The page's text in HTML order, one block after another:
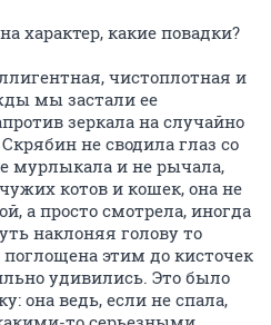
характер, какие повадки?
чистоплотная и
мы застали ее
зеркала на случайно
не сводила глаз со
мурлыкала и не рычала,
котов и кошек, она не
а просто смотрела, иногда
наклоняя голову то
этим до кисточек
удивились. Это было
она ведь, если не спала,